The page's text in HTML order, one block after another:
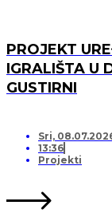
PROJEKT
IGRALIŠTA U
GUSTIRNI
Sri,
13:36
Projekti